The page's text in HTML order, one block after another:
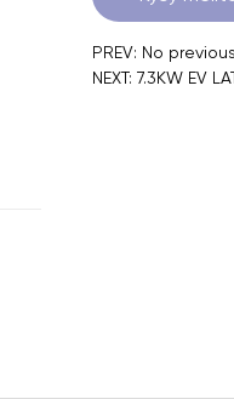
PREV: No
NEXT: 7.3KW EV